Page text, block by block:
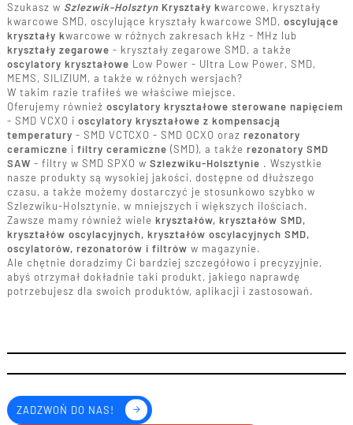
Szukasz w Szlezwik-Holsztyn Kryształy kwarcowe, kryształy
kwarcowe SMD, oscylujące kryształy kwarcowe SMD, oscylujące
kryształy kwarcowe w różnych zakresach kHz - MHz lub
kryształy zegarowe - kryształy zegarowe SMD, a także
oscylatory kryształowe Low Power - Ultra Low Power, SMD,
MEMS, SILIZIUM, a także w różnych wersjach?
W takim razie trafiłeś we właściwe miejsce.
Oferujemy również oscylatory kryształowe sterowane napięciem
- SMD VCXO i oscylatory kryształowe z kompensacją
temperatury - SMD VCTCXO - SMD OCXO oraz rezonatory
ceramiczne i filtry ceramiczne (SMD), a także rezonatory SMD
SAW - filtry w SMD SPXO w Szlezwiku-Holsztynie . Wszystkie
nasze produkty są wysokiej jakości, dostępne od dłuższego
czasu, a także możemy dostarczyć je stosunkowo szybko w
Szlezwiku-Holsztynie, w mniejszych i większych ilościach.
Zawsze mamy również wiele kryształów, kryształów SMD,
kryształów oscylacyjnych, kryształów oscylacyjnych SMD,
oscylatorów, rezonatorów i filtrów w magazynie.
Ale chętnie doradzimy Ci bardziej szczegółowo i precyzyjnie,
abyś otrzymał dokładnie taki produkt, jakiego naprawdę
potrzebujesz dla swoich produktów, aplikacji i zastosowań.
ZADZWOŃ DO NAS!